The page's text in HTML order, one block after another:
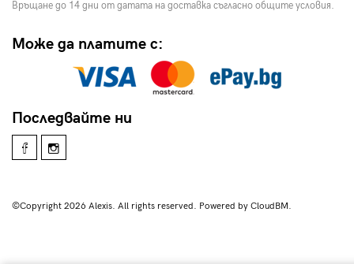
Връщане до 14 дни от датата на доставка съгласно общите условия.
Може да платите с:
Последвайте ни
©Copyright 2026 Alexis. All rights reserved. Powered by CloudBM.